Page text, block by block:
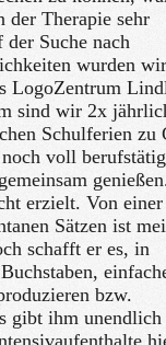
der Therapie sehr
Suche nach
wurden
LogoZentrum
sind wir 2x
Schulferien zu
voll
erzielt. Von einer
Sätzen ist
schafft er es, in
bzw.
gibt ihm